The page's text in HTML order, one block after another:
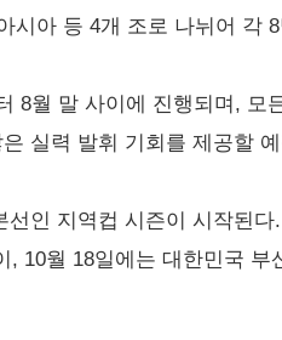
시아 등 4개 조로 나뉘어 각
8월 말 사이에 진행되며,
실력 발휘 기회를 제공할
선인 지역컵 시즌이 시작된
, 10월 18일에는 대한민국